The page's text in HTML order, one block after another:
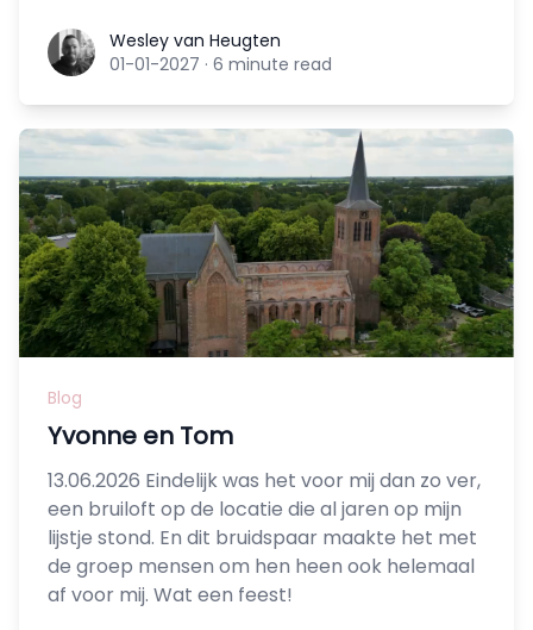
Wesley van Heugten
Wesley van Heugten
01-01-2027 · 6 minute read
Blog
Yvonne en Tom
13.06.2026 Eindelijk was het voor mij dan zo ver,
een bruiloft op de locatie die al jaren op mijn
lijstje stond. En dit bruidspaar maakte het met
de groep mensen om hen heen ook helemaal
af voor mij. Wat een feest!